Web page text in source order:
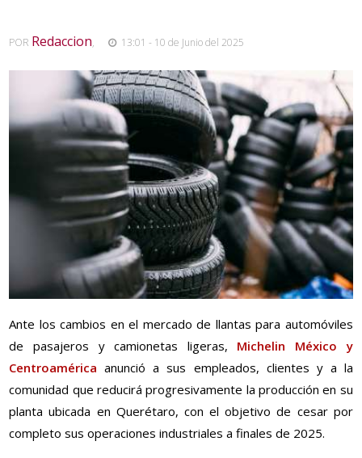
POR Redaccion, 13:01 - 10 de Junio del 2025
Ante los cambios en el mercado de llantas para automóviles
de pasajeros y camionetas ligeras, Michelin México y
Centroamérica anunció a sus empleados, clientes y a la
comunidad que reducirá progresivamente la producción en su
planta ubicada en Querétaro, con el objetivo de cesar por
completo sus operaciones industriales a finales de 2025.